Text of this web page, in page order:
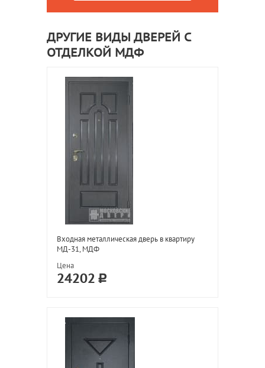
ДРУГИЕ ВИДЫ ДВЕРЕЙ С
ОТДЕЛКОЙ МДФ
Входная металлическая дверь в квартиру
МД-31, МДФ
Цена
24202